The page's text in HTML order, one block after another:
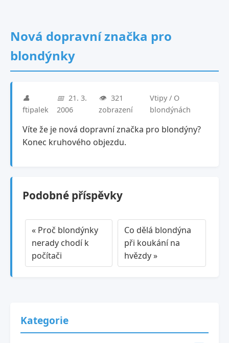
Nová dopravní značka pro
blondýnky
👤
ftipalek
📅 21. 3.
2006
👁️ 321
zobrazení
Vtipy / O
blondýnách
Víte že je nová dopravní značka pro blondýny?
Konec kruhového objezdu.
Podobné příspěvky
« Proč blondýnky
nerady chodí k
počítači
Co dělá blondýna
při koukání na
hvězdy »
Kategorie